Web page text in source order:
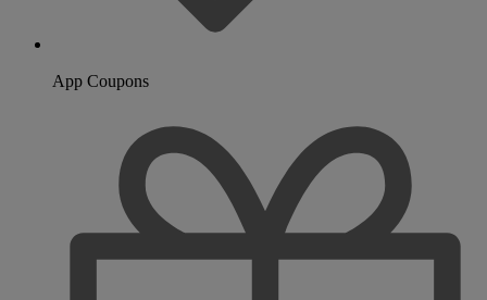
App Coupons